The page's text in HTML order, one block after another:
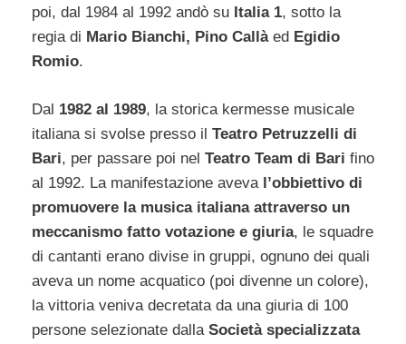
poi, dal 1984 al 1992 andò su Italia 1, sotto la
regia di Mario Bianchi, Pino Callàed Egidio
Romio.
Dal 1982 al 1989, la storica kermesse musicale
italiana si svolse presso il Teatro Petruzzelli di
Bari, per passare poi nel Teatro Team di Bari fino
al 1992. La manifestazione aveva l’obbiettivo di
promuovere la musica italiana attraverso un
meccanismo fatto votazione e giuria, le squadre
di cantanti erano divise in gruppi, ognuno dei quali
aveva un nome acquatico (poi divenne un colore),
la vittoria veniva decretata da una giuria di 100
persone selezionate dalla Società specializzata